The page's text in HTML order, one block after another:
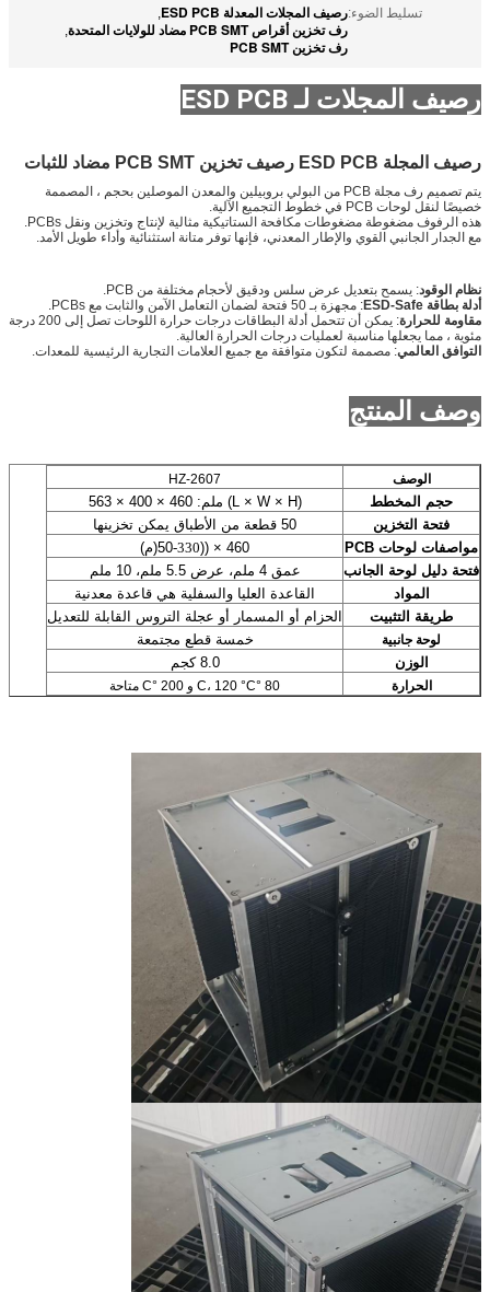
تسليط الضوء:رصيف المجلات المعدلة ESD PCB ,
رف تخزين أقراص PCB SMT مضاد للولايات المتحدة ,
رف تخزين PCB SMT
رصيف المجلات لـ ESD PCB
رصيف المجلة ESD PCB رصيف تخزين PCB SMT مضاد للثبات
يتم تصميم رف مجلة PCB من البولي بروبيلين والمعدن الموصلين بحجم ، المصممة
خصيصًا لنقل لوحات PCB في خطوط التجميع الآلية.
هذه الرفوف مضغوطة مضغوطات مكافحة الستاتيكية مثالية لإنتاج وتخزين ونقل PCBs.
مع الجدار الجانبي القوي والإطار المعدني، فإنها توفر متانة استثنائية وأداء طويل الأمد.
نظام الوقود: يسمح بتعديل عرض سلس ودقيق لأحجام مختلفة من PCB.
أدلة بطاقة ESD-Safe
: مجهزة بـ 50 فتحة لضمان التعامل الآمن والثابت مع PCBs.
مقاومة للحرارة
: يمكن أن تتحمل أدلة البطاقات درجات حرارة اللوحات تصل إلى 200 درجة
مئوية ، مما يجعلها مناسبة لعمليات درجات الحرارة العالية.
التوافق العالمي: مصممة لتكون متوافقة مع جميع العلامات التجارية الرئيسية للمعدات.
وصف المنتج
الوصف HZ-2607
حجم المخطط
(L × W × H) ملم: 460 × 400 × 563
فتحة التخزين
50 قطعة من الأطباق يمكن تخزينها
مواصفات لوحات PCB
460 × ((50
-330
(م)
فتحة دليل لوحة الجانب
عمق 4 ملم، عرض 5.5 ملم، 10 ملم
المواد
القاعدة العليا والسفلية هي قاعدة معدنية
طريقة التثبيت
الحزام أو المسمار أو عجلة التروس القابلة للتعديل
لوحة جانبية
خمسة قطع مجتمعة
الوزن
8.0 كجم
الحرارة 80 °C، 120 °C و 200 °C متاحة